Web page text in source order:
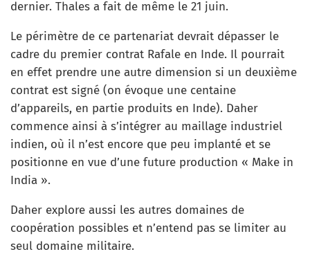
dernier. Thales a fait de même le 21 juin.
Le périmètre de ce partenariat devrait dépasser le
cadre du premier contrat Rafale en Inde. Il pourrait
en effet prendre une autre dimension si un deuxième
contrat est signé (on évoque une centaine
d’appareils, en partie produits en Inde). Daher
commence ainsi à s’intégrer au maillage industriel
indien, où il n’est encore que peu implanté et se
positionne en vue d’une future production « Make in
India ».
Daher explore aussi les autres domaines de
coopération possibles et n’entend pas se limiter au
seul domaine militaire.